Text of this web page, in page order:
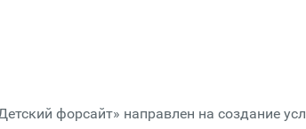
форсайт» направлен на создание